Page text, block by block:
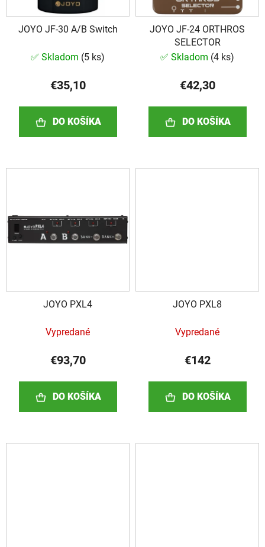
o
d
JOYO JF-30 A/B Switch
✅ Skladom (5 ks)
€35,10
DO KOŠÍKA
JOYO JF-24 ORTHROS
SELECTOR
✅ Skladom (4 ks)
€42,30
DO KOŠÍKA
JOYO PXL4
Vypredané
€93,70
DO KOŠÍKA
JOYO PXL8
Vypredané
€142
DO KOŠÍKA